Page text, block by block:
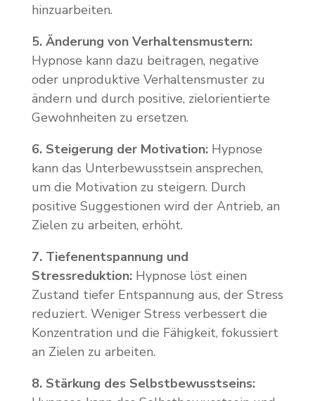
hinzuarbeiten.
5. Änderung von Verhaltensmustern:
Hypnose kann dazu beitragen, negative
oder unproduktive Verhaltensmuster zu
ändern und durch positive, zielorientierte
Gewohnheiten zu ersetzen.
6. Steigerung der Motivation:Hypnose
kann das Unterbewusstsein ansprechen,
um die Motivation zu steigern. Durch
positive Suggestionen wird der Antrieb, an
Zielen zu arbeiten, erhöht.
7. Tiefenentspannung und
Stressreduktion:Hypnose löst einen
Zustand tiefer Entspannung aus, der Stress
reduziert. Weniger Stress verbessert die
Konzentration und die Fähigkeit, fokussiert
an Zielen zu arbeiten.
8. Stärkung des Selbstbewusstseins: